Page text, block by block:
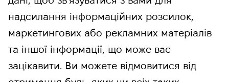
надсилання інформаційних розсилок,
маркетингових або рекламних матеріалів
та іншої інформації, що може вас
зацікавити. Ви можете відмовитися від